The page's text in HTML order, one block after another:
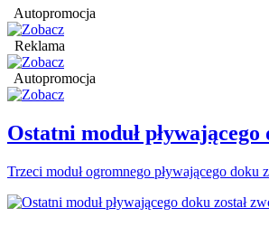
Autopromocja
Reklama
Autopromocja
Ostatni moduł
Trzeci moduł ogromnego pływającego